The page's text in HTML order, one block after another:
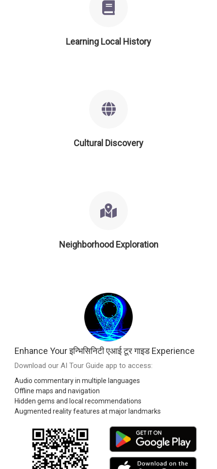
Learning Local History
Cultural Discovery
Neighborhood Exploration
Enhance Your इन्भिसिनिटी एआई टूर गाइड Experience
Download our AI Tour Guide app to access:
Audio commentary in multiple languages
Offline maps and navigation
Hidden gems and local recommendations
Augmented reality features at major landmarks